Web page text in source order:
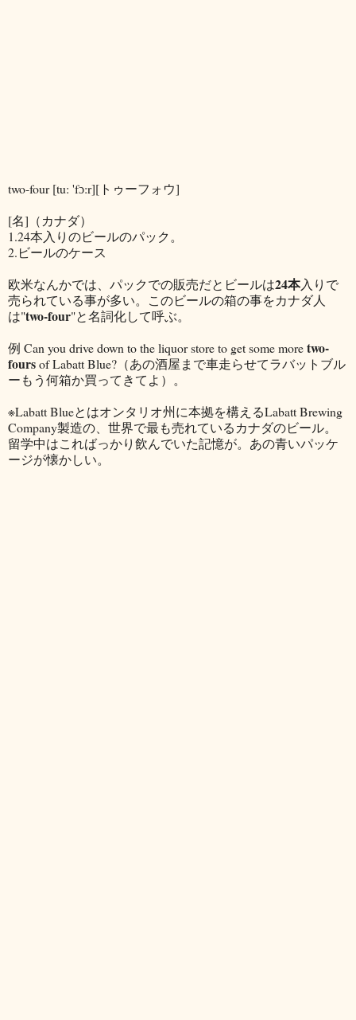
two-four [tu: 'fɔ:r][トゥーフォウ]
[名]（カナダ）
1.24本入りのビールのパック。
2.ビールのケース
欧米なんかでは、パックでの販売だとビールは24本入りで
売られている事が多い。このビールの箱の事をカナダ人
は"two-four"と名詞化して呼ぶ。
例 Can you drive down to the liquor store to get some moretwo-
foursof Labatt Blue?（あの酒屋まで車走らせてラバットブル
ーもう何箱か買ってきてよ）。
※Labatt Blueとはオンタリオ州に本拠を構えるLabatt Brewing
Company製造の、世界で最も売れているカナダのビール。
留学中はこればっかり飲んでいた記憶が。あの青いパッケ
ージが懐かしい。